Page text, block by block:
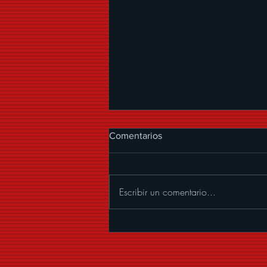
PRESENTA “MUCHOS
BESOS”, UNA CUMBIA CON
MARIACHI LLENA DE
Comentarios
Escribir un comentario...